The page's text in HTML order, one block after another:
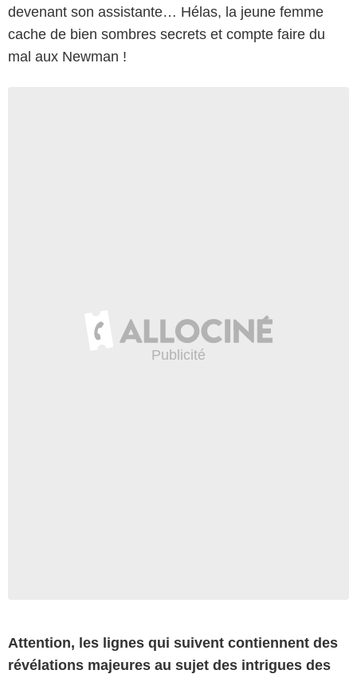
devenant son assistante… Hélas, la jeune femme
cache de bien sombres secrets et compte faire du
mal aux Newman !
Attention, les lignes qui suivent contiennent des
révélations majeures au sujet des intrigues des